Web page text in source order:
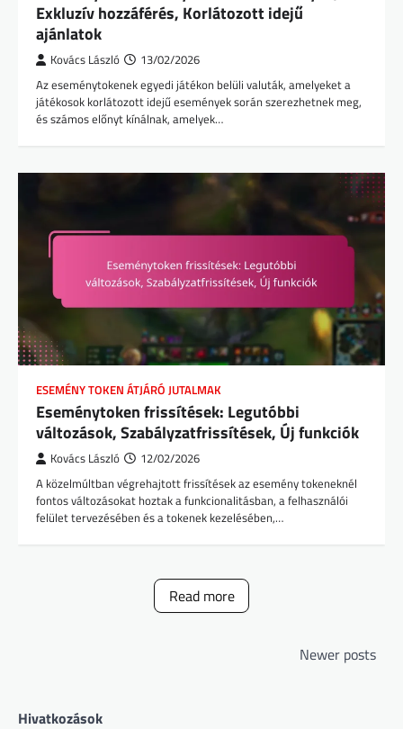
Exkluzív hozzáférés, Korlátozott idejű
ajánlatok
Kovács László 13/02/2026
Az eseménytokenek egyedi játékon belüli valuták, amelyeket a
játékosok korlátozott idejű események során szerezhetnek meg,
és számos előnyt kínálnak, amelyek…
ESEMÉNY TOKEN ÁTJÁRÓ JUTALMAK
Eseménytoken frissítések: Legutóbbi
változások, Szabályzatfrissítések, Új funkciók
Kovács László 12/02/2026
A közelmúltban végrehajtott frissítések az esemény tokeneknél
fontos változásokat hoztak a funkcionalitásban, a felhasználói
felület tervezésében és a tokenek kezelésében,…
Read more
Newer posts
Hivatkozások